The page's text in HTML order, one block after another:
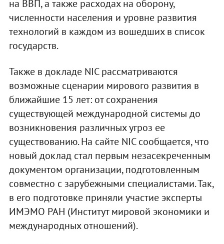
на ВВП, а также расходах на оборону,
численности населения и уровне развития
технологий в каждом из вошедших в список
государств.
Также в докладе NIC рассматриваются
возможные сценарии мирового развития в
ближайшие 15 лет: от сохранения
существующей международной системы до
возникновения различных угроз ее
существованию. На сайте NIC сообщается, что
новый доклад стал первым незасекреченным
документом организации, подготовленным
совместно с зарубежными специалистами. Так,
в его подготовке приняли участие эксперты
ИМЭМО РАН (Институт мировой экономики и
международных отношений).